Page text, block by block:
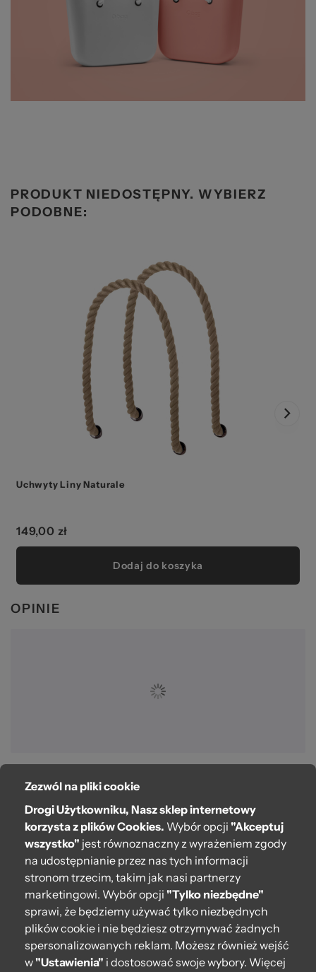
PRODUKT NIEDOSTĘPNY. WYBIERZ
PODOBNE:
Uchwyty Liny Naturale
149,00 zł
Dodaj do koszyka
OPINIE
O bag
Pomoc
Moje O bag
Kontakt
222 571 414
bok@obagstore.pl
WhatsApp O bag Polska
Zezwól na pliki cookie
Drogi Użytkowniku, Nasz sklep internetowy
korzysta z plików Cookies. Wybór opcji "Akceptuj
wszystko" jest równoznaczny z wyrażeniem zgody
na udostępnianie przez nas tych informacji
stronom trzecim, takim jak nasi partnerzy
marketingowi. Wybór opcji "Tylko niezbędne"
sprawi, że będziemy używać tylko niezbędnych
plików cookie i nie będziesz otrzymywać żadnych
spersonalizowanych reklam. Możesz również wejść
w"Ustawienia" i dostosować swoje wybory. Więcej